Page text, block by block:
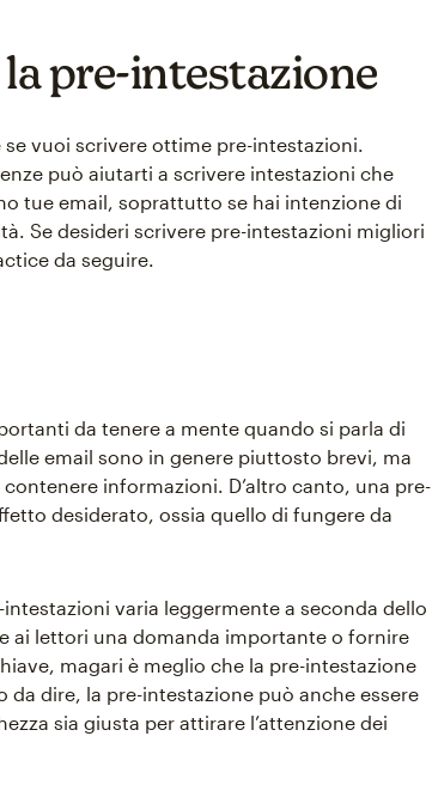
pre-intestazione
vuoi scrivere ottime pre-intestazioni.
può aiutarti a scrivere intestazioni che
tue email, soprattutto se hai intenzione di
Se desideri scrivere pre-intestazioni migliori
da seguire.
da tenere a mente quando si parla di
email sono in genere piuttosto brevi, ma
informazioni. D’altro canto, una pre-
desiderato, ossia quello di fungere da
varia leggermente a seconda dello
ai lettori una domanda importante o fornire
magari è meglio che la pre-intestazione
da dire, la pre-intestazione può anche essere
sia giusta per attirare l’attenzione dei